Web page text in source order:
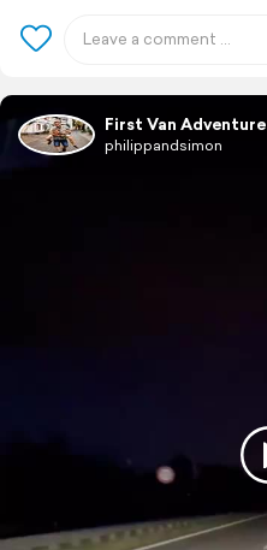
First Van Adventure
philippandsimon